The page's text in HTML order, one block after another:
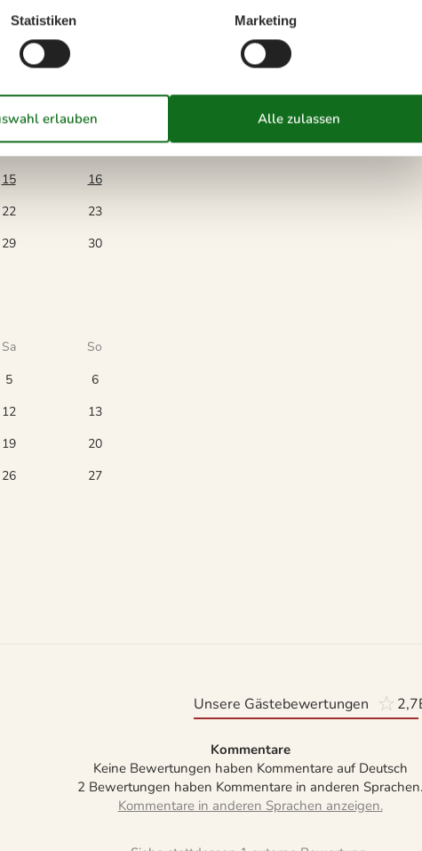
1
2
8
9
15
16
22
23
29
30
Sa
So
5
6
12
13
19
20
26
27
Unsere Gästebewertungen 2,7
Kommentare
Keine Bewertungen haben Kommentare auf Deutsch
2 Bewertungen haben Kommentare in anderen Sprachen.
Statistiken Marketing